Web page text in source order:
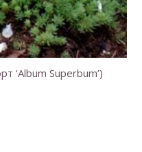
‘Album Superbum’)